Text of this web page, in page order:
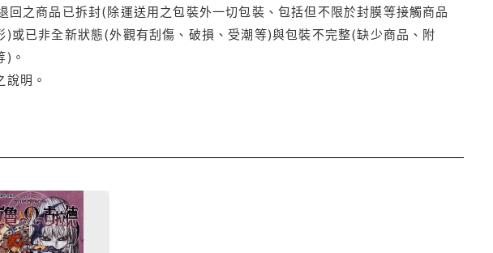
之商品已拆封(除運送用之包裝外一切包裝、包括但不限於封膜等接觸商品
或已非全新狀態(外觀有刮傷、破損、受潮等)與包裝不完整(缺少商品、附
。
明。